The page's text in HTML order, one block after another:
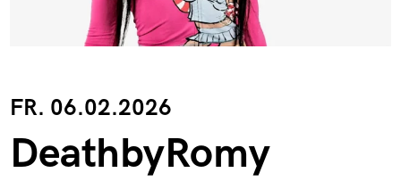
FR. 06.02.2026
DeathbyRomy